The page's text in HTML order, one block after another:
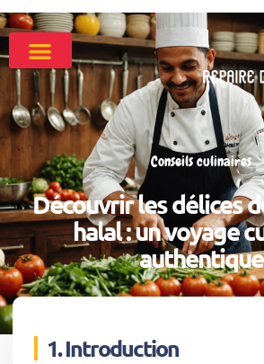
Conseils culinaires
Découvrir les délices
halal : un voyage
authentique
1. Introduction